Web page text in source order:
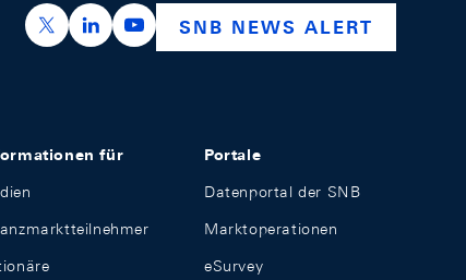
https://x.com/snb_bns
https://ch.linkedin.com/company/swiss-
https://www.youtube.com/
SNB NEWS ALERT
für Portale
Datenportal der SNB
Marktoperationen
eSurvey